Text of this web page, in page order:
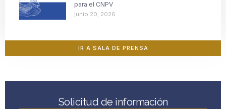
para el CNPV
junio 20, 2026
IR A SALA DE PRENSA
Solicitud de información